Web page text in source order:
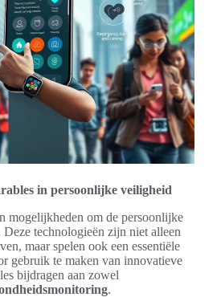
in persoonlijke veiligheid
mogelijkheden om de persoonlijke
technologieën zijn niet alleen
maar spelen ook een essentiële
gebruik te maken van innovatieve
bijdragen aan zowel
.